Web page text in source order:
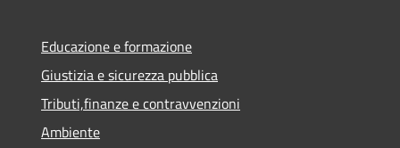
Educazione e formazione
Giustizia e sicurezza pubblica
Tributi,finanze e contravvenzioni
Ambiente